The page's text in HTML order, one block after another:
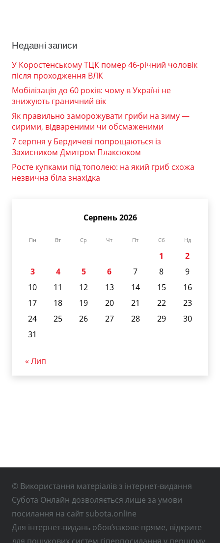
Недавні записи
У Коростенському ТЦК помер 46-річний чоловік
після проходження ВЛК
Мобілізація до 60 років: чому в Україні не
знижують граничний вік
Як правильно заморожувати гриби на зиму —
сирими, відвареними чи обсмаженими
7 серпня у Бердичеві попрощаються із
Захисником Дмитром Плаксюком
Росте купками під тополею: на який гриб схожа
незвична біла знахідка
Серпень 2026
Пн Вт Ср Чт Пт Сб Нд
1
2
3
4 5 6 7 8
9
10
11 12 13 14 15
16
17
18 19 20 21 22
23
24
25 26 27 28 29
30
31
« Лип
© Використання матеріалів з інтернет-видання
Субота Онлайн дозволяється лише за умови
посилання на сайт subota.online
Для інтернет-видань обов’язкове пряме, відкрите